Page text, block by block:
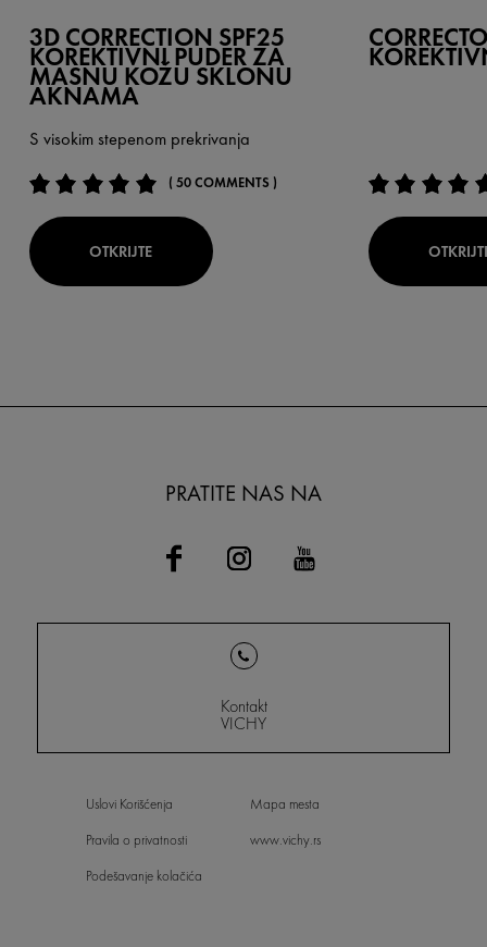
3D CORRECTION SPF25
KOREKTIVNI PUDER ZA
MASNU KOŽU SKLONU
AKNAMA
S visokim stepenom prekrivanja
( 50 COMMENTS )
OTKRIJTE
PRATITE NAS NA
Kontakt
VICHY
Uslovi Korišćenja
Pravila o privatnosti
Podešavanje kolačića
Mapa mesta
www.vichy.rs